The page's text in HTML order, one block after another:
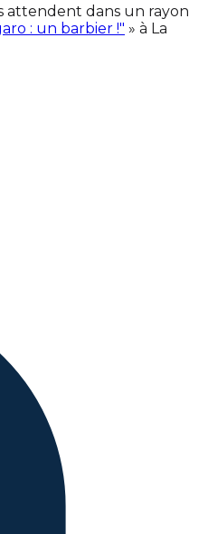
attendent dans un rayon
: un barbier !" » à La